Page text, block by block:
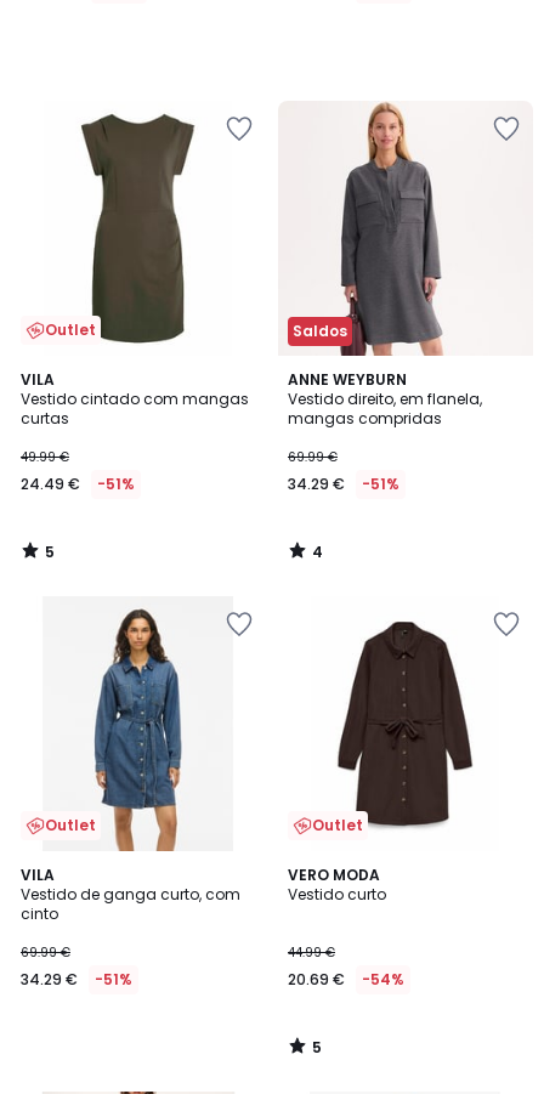
Outlet
VILA
Vestido cintado com mangas
curtas
49.99 €
24.49 € -51%
5
/
5
5
/
Saldos
ANNE WEYBURN
Vestido direito, em flanela,
mangas compridas
69.99 €
34.29 € -51%
4
/
5
4
/
Outlet
VILA
Vestido de ganga curto, com
cinto
69.99 €
34.29 € -51%
Outlet
VERO MODA
Vestido curto
44.99 €
20.69 € -54%
5
/
5
/